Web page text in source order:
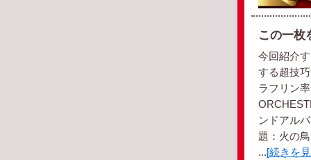
この一枚
今回紹介
する超技
ラフリン
ンドアル
題：火の
...[続きを